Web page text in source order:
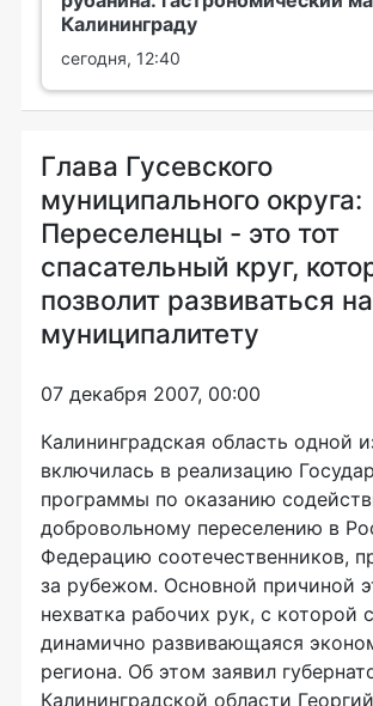
Калининграду
сегодня, 12:40
Глава Гусевского
муниципального округа:
Переселенцы - это тот
спасательный круг,
позволит развиваться
муниципалитету
07 декабря 2007, 00:00
Калининградская область одной
включилась в реализацию
программы по оказанию
добровольному переселению в
Федерацию соотечественников,
за рубежом. Основной причиной
нехватка рабочих рук, с которой
динамично развивающаяся
региона. Об этом заявил
Калининградской области